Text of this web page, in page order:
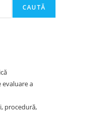
CAUTĂ
evaluare a
procedură,